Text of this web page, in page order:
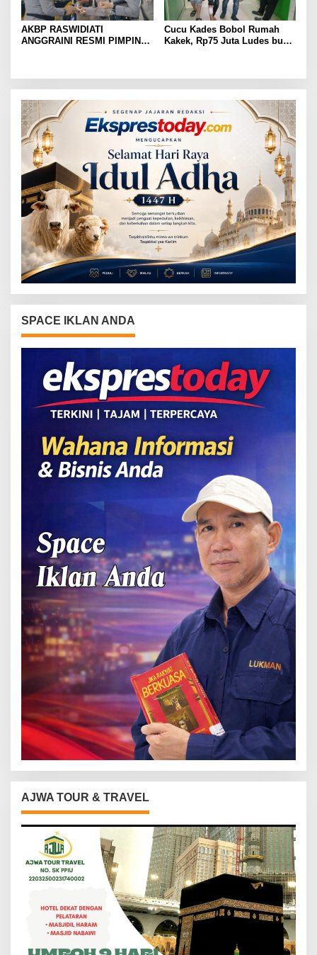
AKBP RASWIDIATI
ANGGRAINI RESMI PIMPIN
Cucu Kades Bobol Rumah
Kakek, Rp75 Juta Ludes buat
SPACE IKLAN ANDA
AJWA TOUR & TRAVEL